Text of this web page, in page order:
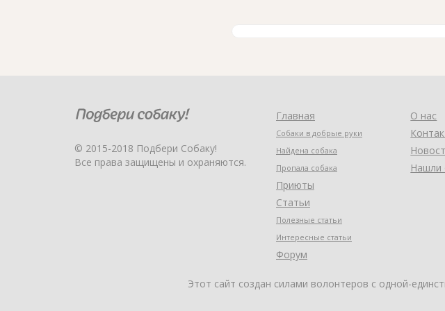
© 2015-2018 Подбери Собаку!
Все права защищены и охраняются.
Главная
Собаки в добрые руки
Найдена собака
Пропала собака
Приюты
Статьи
Полезные статьи
Интересные статьи
Форум
О нас
Нашли
Этот сайт создан силами волонтеров с одной-